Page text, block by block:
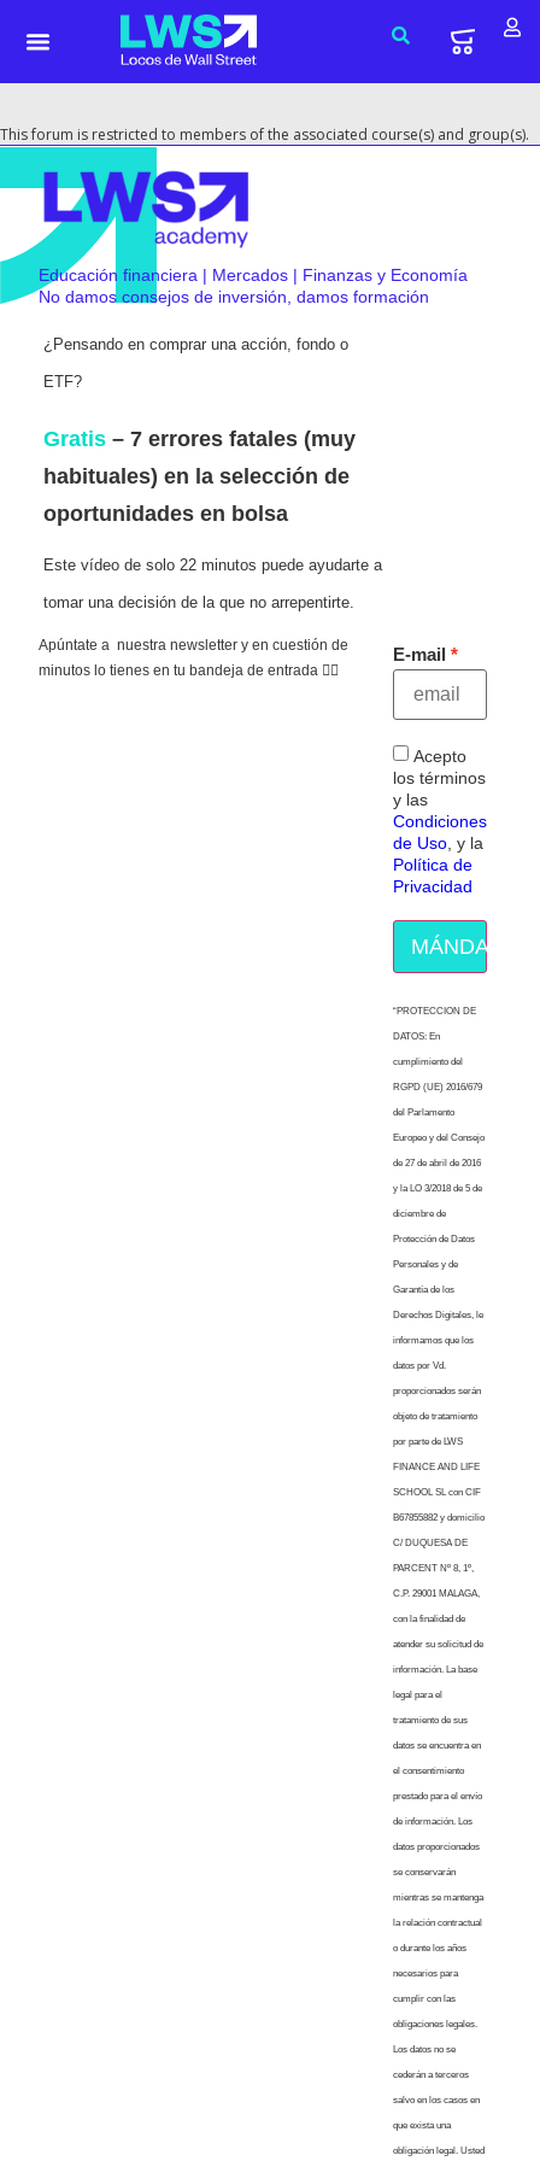
This forum is restricted to members of the associated course(s) and group(s).
Educación financiera | Mercados | Finanzas y Economía
No damos consejos de inversión, damos formación
¿Pensando en comprar una acción, fondo o
ETF?
Gratis – 7 errores fatales (muy
habituales) en la selección de
oportunidades en bolsa
Este vídeo de solo 22 minutos puede ayudarte a
tomar una decisión de la que no arrepentirte.
Apúntate a nuestra newsletter y en cuestión de
minutos lo tienes en tu bandeja de entrada 👇🏻
E-mail
Acepto
los términos
y las
Condiciones
de Uso, y la
Política de
Privacidad
MÁNDAME
“PROTECCION DE
DATOS: En
cumplimiento del
RGPD (UE) 2016/679
del Parlamento
Europeo y del Consejo
de 27 de abril de 2016
y la LO 3/2018 de 5 de
diciembre de
Protección de Datos
Personales y de
Garantía de los
Derechos Digitales, le
informamos que los
datos por Vd.
proporcionados serán
objeto de tratamiento
por parte de LWS
FINANCE AND LIFE
SCHOOL SL con CIF
B67855882 y domicilio
C/ DUQUESA DE
PARCENT Nº 8, 1º,
C.P. 29001 MALAGA,
con la finalidad de
atender su solicitud de
información. La base
legal para el
tratamiento de sus
datos se encuentra en
el consentimiento
prestado para el envío
de información. Los
datos proporcionados
se conservarán
mientras se mantenga
la relación contractual
o durante los años
necesarios para
cumplir con las
obligaciones legales.
Los datos no se
cederán a terceros
salvo en los casos en
que exista una
obligación legal. Usted